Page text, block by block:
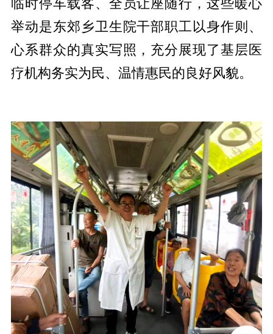
临时停车载客、全员让座随行，这些暖心
举动是东郊乡卫生院干部职工以身作则、
心系群众的真实写照，充分展现了基层医
疗机构务实为民、温情惠民的良好风貌。